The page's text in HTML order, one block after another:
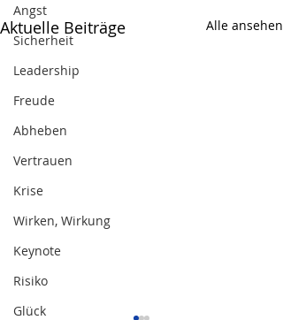
Angst
Sicherheit
Leadership
Freude
Abheben
Vertrauen
Krise
Wirken, Wirkung
Keynote
Risiko
Glück
Aktuelle Beiträge Alle ansehen